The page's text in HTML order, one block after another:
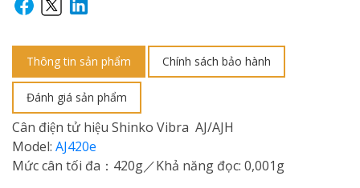
Thông tin sản phẩm Chính sách bảo hành
Đánh giá sản phẩm
Cân điện tử hiệu Shinko Vibra AJ/AJH
Model: AJ420e
Mức cân tối đa：420g／Khả năng đọc: 0,001g